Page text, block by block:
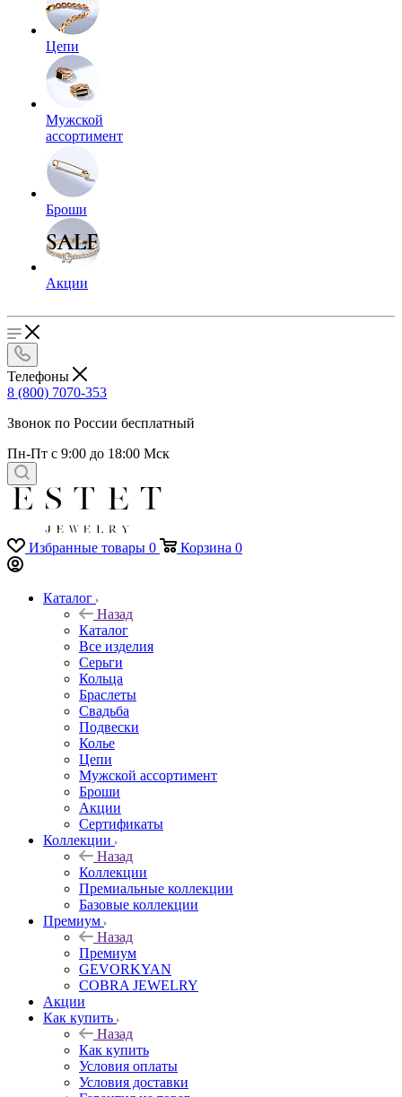
Цепи
Мужской
ассортимент
Броши
Акции
Телефоны
8 (800) 7070-353
Звонок по России бесплатный
Пн-Пт с 9:00 до 18:00 Мск
Избранные товары 0 Корзина 0
Каталог
Назад
Каталог
Все изделия
Серьги
Кольца
Браслеты
Свадьба
Подвески
Колье
Цепи
Мужской ассортимент
Броши
Акции
Сертификаты
Коллекции
Назад
Коллекции
Премиальные коллекции
Базовые коллекции
Премиум
Назад
Премиум
GEVORKYAN
COBRA JEWELRY
Акции
Как купить
Назад
Как купить
Условия оплаты
Условия доставки